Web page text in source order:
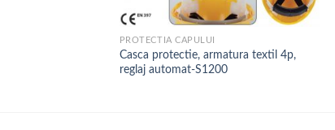
PROTECTIA CAPULUI
Casca protectie, armatura textil 4p,
reglaj automat-S1200